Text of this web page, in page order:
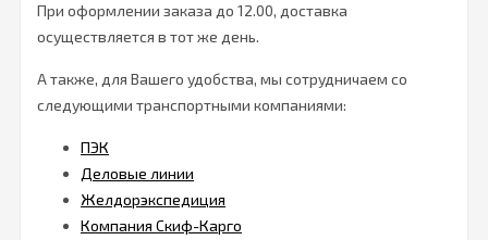
При оформлении заказа до 12.00, доставка
осуществляется в тот же день.
А также, для Вашего удобства, мы сотрудничаем со
следующими транспортными компаниями:
ПЭК
Деловые линии
Желдорэкспедиция
Компания Скиф-Карго